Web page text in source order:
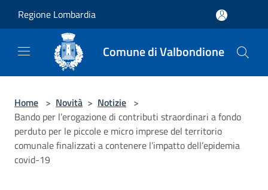
Regione Lombardia
Comune di Valbondione
Home > Novità > Notizie >
Bando per l’erogazione di contributi straordinari a fondo
perduto per le piccole e micro imprese del territorio
comunale finalizzati a contenere l’impatto dell’epidemia
covid-19